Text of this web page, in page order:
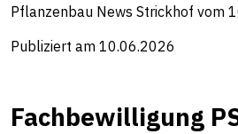
Pflanzenbau News Strickhof vom
Publiziert am 10.06.2026
Fachbewilligung